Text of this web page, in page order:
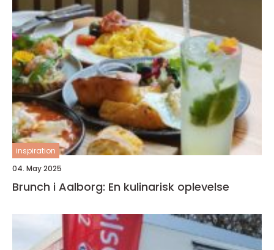
inspiration
04. May 2025
Brunch i Aalborg: En kulinarisk oplevelse